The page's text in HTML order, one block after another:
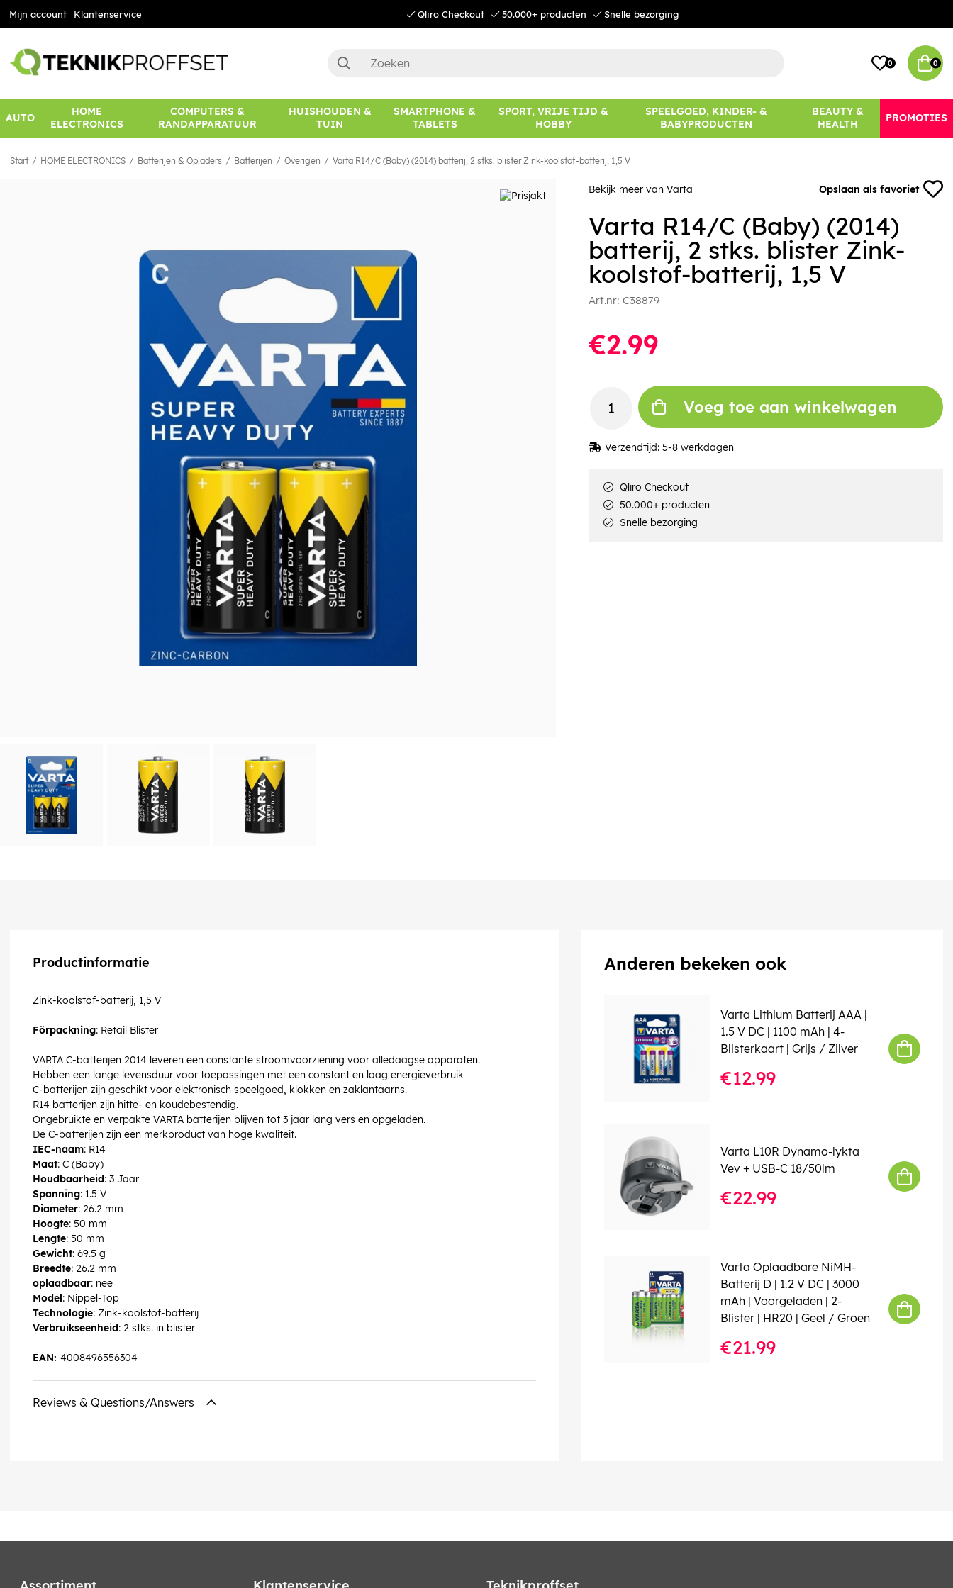
Mijn account Klantenservice Qliro Checkout 50.000+ producten Snelle bezorging
0 0
AUTO
HOME
ELECTRONICS
COMPUTERS &
RANDAPPARATUUR
HUISHOUDEN &
TUIN
SMARTPHONE &
TABLETS
SPORT, VRIJE TIJD &
HOBBY
SPEELGOED, KINDER- &
BABYPRODUCTEN
BEAUTY &
HEALTH
PROMOTIES
Start HOME ELECTRONICS Batterijen & Opladers Batterijen Overigen Varta R14/C (Baby) (2014) batterij, 2 stks. blister Zink-koolstof-batterij, 1,5 V
Bekijk meer van Varta Opslaan als favoriet
Varta R14/C (Baby) (2014)
batterij, 2 stks. blister Zink-
koolstof-batterij, 1,5 V
Art.nr: C38879
€2.99
Voeg toe aan winkelwagen
Verzendtijd: 5-8 werkdagen
Qliro Checkout
50.000+ producten
Snelle bezorging
Productinformatie
Zink-koolstof-batterij, 1,5 V
Förpackning: Retail Blister
VARTA C-batterijen 2014 leveren een constante stroomvoorziening voor alledaagse apparaten.
Hebben een lange levensduur voor toepassingen met een constant en laag energieverbruik
C-batterijen zijn geschikt voor elektronisch speelgoed, klokken en zaklantaarns.
R14 batterijen zijn hitte- en koudebestendig.
Ongebruikte en verpakte VARTA batterijen blijven tot 3 jaar lang vers en opgeladen.
De C-batterijen zijn een merkproduct van hoge kwaliteit.
IEC-naam: R14
Maat: C (Baby)
Houdbaarheid: 3 Jaar
Spanning: 1.5 V
Diameter: 26.2 mm
Hoogte: 50 mm
Lengte: 50 mm
Gewicht: 69.5 g
Breedte: 26.2 mm
oplaadbaar: nee
Model : Nippel-Top
Technologie: Zink-koolstof-batterij
Verbruikseenheid: 2 stks. in blister
4008496556304
EAN:
Reviews & Questions/Answers
Anderen bekeken ook
Varta Lithium Batterij AAA |
1.5 V DC | 1100 mAh | 4-
Blisterkaart | Grijs / Zilver
€12.99
Varta L10R Dynamo-lykta
Vev + USB-C 18/50lm
€22.99
Varta Oplaadbare NiMH-
Batterij D | 1.2 V DC | 3000
mAh | Voorgeladen | 2-
Blister | HR20 | Geel / Groen
€21.99